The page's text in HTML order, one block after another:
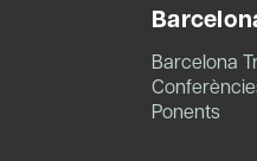
Barcelona
Ponents